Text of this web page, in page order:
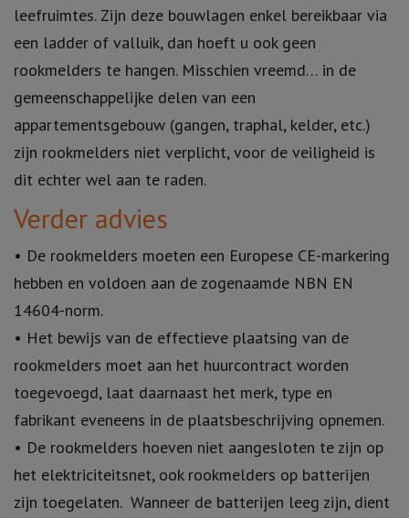
leefruimtes. Zijn deze bouwlagen enkel bereikbaar via
een ladder of valluik, dan hoeft u ook geen
rookmelders te hangen. Misschien vreemd… in de
gemeenschappelijke delen van een
appartementsgebouw (gangen, traphal, kelder, etc.)
zijn rookmelders niet verplicht, voor de veiligheid is
dit echter wel aan te raden.
Verder advies
• De rookmelders moeten een Europese CE-markering
hebben en voldoen aan de zogenaamde NBN EN
14604-norm.
• Het bewijs van de effectieve plaatsing van de
rookmelders moet aan het huurcontract worden
toegevoegd, laat daarnaast het merk, type en
fabrikant eveneens in de plaatsbeschrijving opnemen.
• De rookmelders hoeven niet aangesloten te zijn op
het elektriciteitsnet, ook rookmelders op batterijen
zijn toegelaten. Wanneer de batterijen leeg zijn, dient